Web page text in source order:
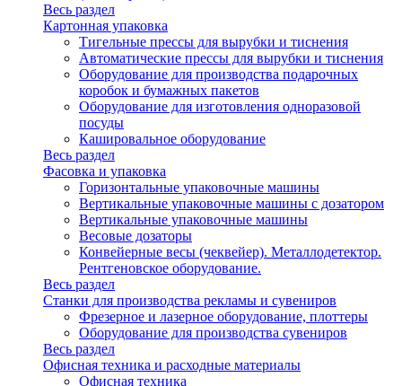
Весь раздел
Картонная упаковка
Тигельные прессы для вырубки и тиснения
Автоматические прессы для вырубки и тиснения
Оборудование для производства подарочных
коробок и бумажных пакетов
Оборудование для изготовления одноразовой
посуды
Кашировальное оборудование
Весь раздел
Фасовка и упаковка
Горизонтальные упаковочные машины
Вертикальные упаковочные машины с дозатором
Вертикальные упаковочные машины
Весовые дозаторы
Конвейерные весы (чеквейер). Металлодетектор.
Рентгеновское оборудование.
Весь раздел
Станки для производства рекламы и сувениров
Фрезерное и лазерное оборудование, плоттеры
Оборудование для производства сувениров
Весь раздел
Офисная техника и расходные материалы
Офисная техника